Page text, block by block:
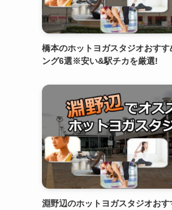
橋本のホットヨガスタジオおすす
ング6選※安い&駅チカを厳選!
淵野辺のホットヨガスタジオお